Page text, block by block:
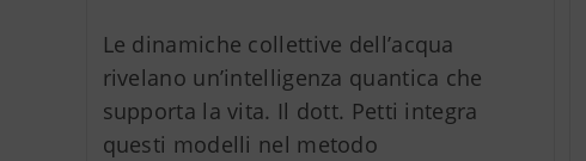
Le dinamiche collettive dell’acqua
rivelano un’intelligenza quantica che
supporta la vita. Il dott. Petti integra
questi modelli nel metodo